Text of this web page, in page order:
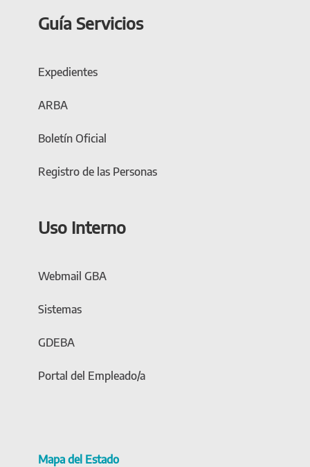
Guía Servicios
Expedientes
ARBA
Boletín Oficial
Registro de las Personas
Uso Interno
Webmail GBA
Sistemas
GDEBA
Portal del Empleado/a
Mapa del Estado